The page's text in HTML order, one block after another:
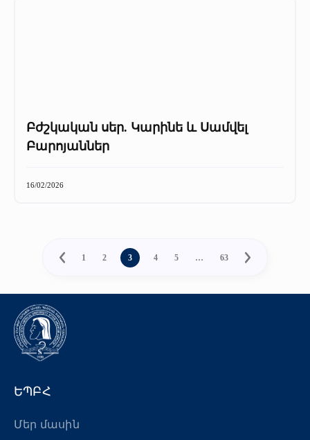
Բժշկական սեր. Կարինե և Սամվել
Բարոյաններ
16/02/2026
1 2 3 4 5 … 63
ԵՊԲՀ
Մեր մասին